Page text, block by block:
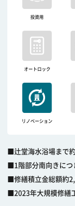
投資用
オートロック
リノベーション
■辻堂海水浴場まで
■1階部分南向きに
■修繕積立金総額約
■2023年大規模修繕